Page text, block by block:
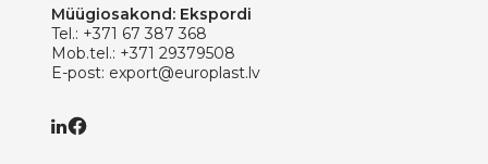
Müügiosakond: Ekspordi
Tel.: +371 67 387 368
Mob.tel.: +371 29379508
E-post: export@europlast.lv